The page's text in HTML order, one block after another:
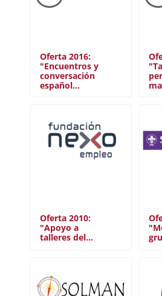
Oferta 2016:
"Encuentros y
conversación
español…
Oferta 2010:
"Apoyo a
talleres del…